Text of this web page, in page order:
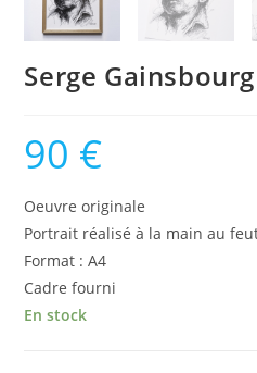
Serge
90 €
Oeuvre originale
Portrait réalisé à la main au
Format : A4
Cadre fourni
En stock